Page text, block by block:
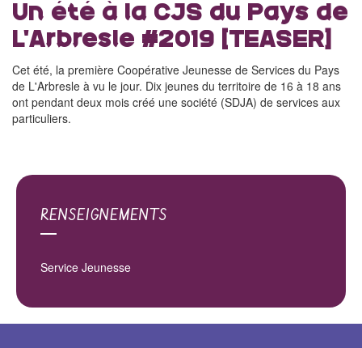
Un été à la CJS du Pays de
L'Arbresle #2019 [TEASER]
Cet été, la première Coopérative Jeunesse de Services du Pays
de L'Arbresle à vu le jour. Dix jeunes du territoire de 16 à 18 ans
ont pendant deux mois créé une société (SDJA) de services aux
particuliers.
RENSEIGNEMENTS
Service Jeunesse